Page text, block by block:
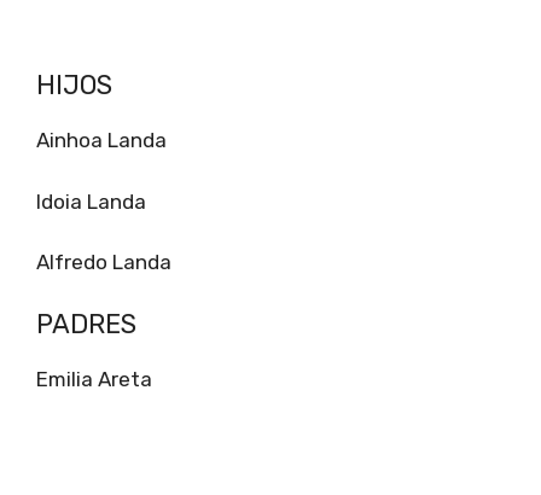
HIJOS
Ainhoa ​​Landa
Idoia Landa
Alfredo Landa
PADRES
Emilia Areta